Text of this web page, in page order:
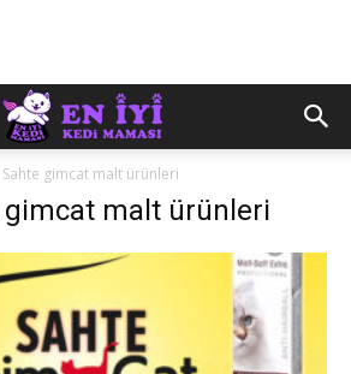
Sahte gimcat malt ürünleri
gimcat malt ürünleri